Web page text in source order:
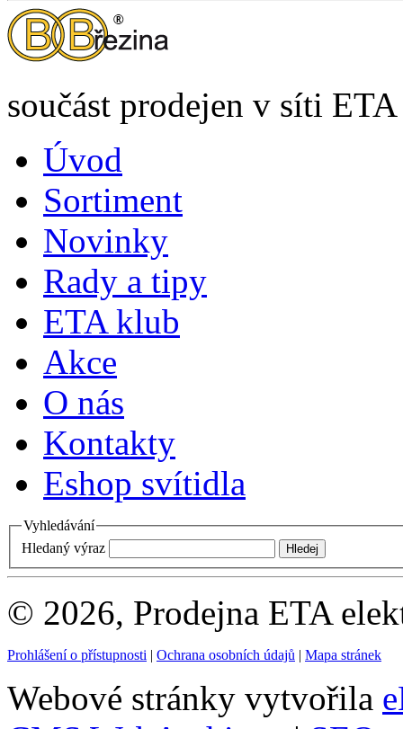
součást prodejen v síti ETA
Úvod
Sortiment
Novinky
Rady a tipy
ETA klub
Akce
O nás
Kontakty
Eshop svítidla
Vyhledávání
Hledaný výraz
© 2026, Prodejna ETA
Prohlášení o přístupnosti | Ochrana osobních údajů | Mapa stránek
Webové stránky vytvořila